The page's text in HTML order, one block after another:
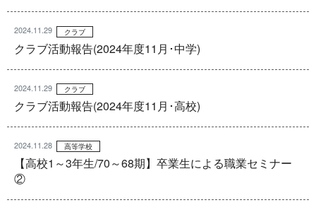
2024.11.29 クラブ
クラブ活動報告(2024年度11月･中学)
2024.11.29 クラブ
クラブ活動報告(2024年度11月･高校)
2024.11.28 高等学校
【高校1～3年生/70～68期】卒業生による職業セミナー
②